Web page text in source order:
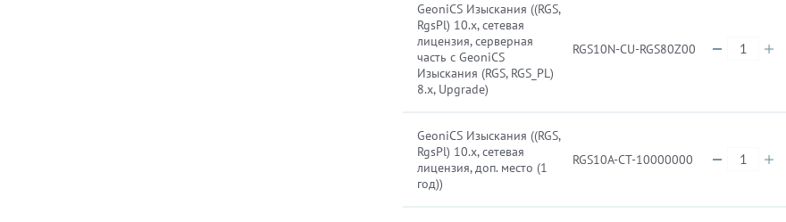
GeoniCS Изыскания ((RGS,
RgsPl) 10.x, сетевая
лицензия, серверная
часть с GeoniCS
Изыскания (RGS, RGS_PL)
8.x, Upgrade)
RGS10N-CU-RGS80Z00
GeoniCS Изыскания ((RGS,
RgsPl) 10.x, сетевая
лицензия, доп. место (1
год))
RGS10A-CT-10000000